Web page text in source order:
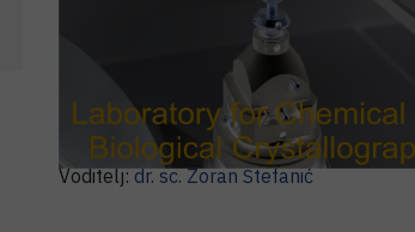
Laboratorij za kemijsku i biološku
kristalografiju
Voditelj:dr. sc. Zoran Štefanić